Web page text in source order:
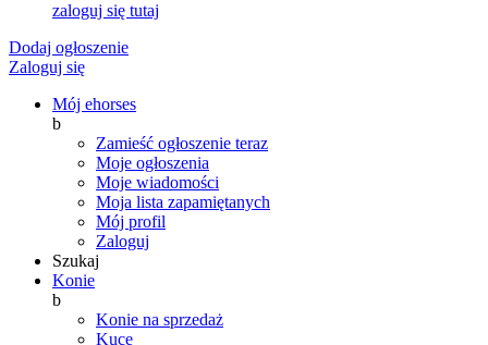
zaloguj się tutaj
Dodaj ogłoszenie
Zaloguj się
Mój ehorses
b
Zamieść ogłoszenie teraz
Moje ogłoszenia
Moje wiadomości
Moja lista zapamiętanych
Mój profil
Zaloguj
Szukaj
Konie
b
Konie na sprzedaż
Kuce